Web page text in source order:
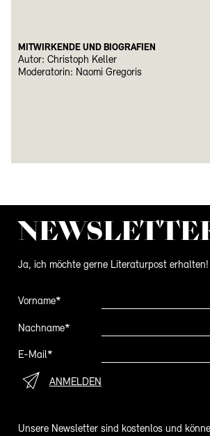
MITWIRKENDE UND BIOGRAFIEN
Autor: Christoph Keller
Moderatorin: Naomi Gregoris
Ja, ich möchte gerne Literaturpost erhalten!
Vorname*
Nachname*
E-Mail*
ANMELDEN
Unsere Newsletter sind kostenlos und